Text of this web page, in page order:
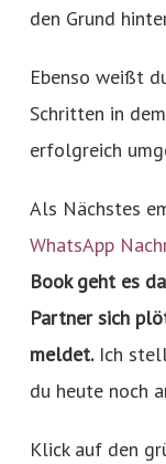
den Grund
Ebenso weißt
Schritten in
erfolgreich
Als Nächstes
WhatsApp
Book geht es
Partner sich
meldet.Ich
du heute noch
Klick auf den